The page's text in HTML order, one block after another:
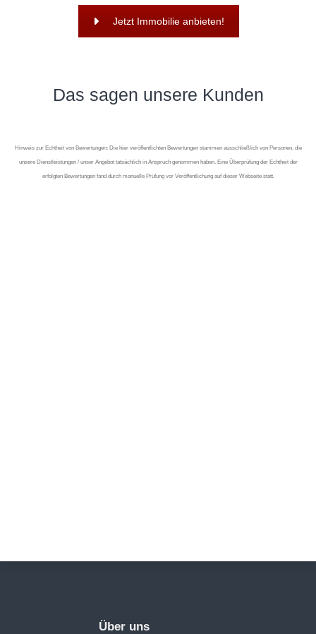
Jetzt Immobilie anbieten!
Das sagen unsere Kunden
Hinweis zur Echtheit von Bewertungen: Die hier veröffentlichten Bewertungen stammen ausschließlich von Personen, die
unsere Dienstleistungen / unser Angebot tatsächlich in Anspruch genommen haben. Eine Überprüfung der Echtheit der
erfolgten Bewertungen fand durch manuelle Prüfung vor Veröffentlichung auf dieser Webseite statt.
Über uns